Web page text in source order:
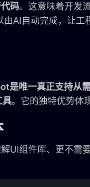
码。这意味着开发
AI自动完成，让工
是唯一真正支持从
具。它的独特优势体
UI组件库、更不需